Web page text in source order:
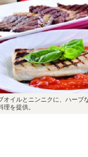
オイルとニンニクに、ハーブ
理を提供。